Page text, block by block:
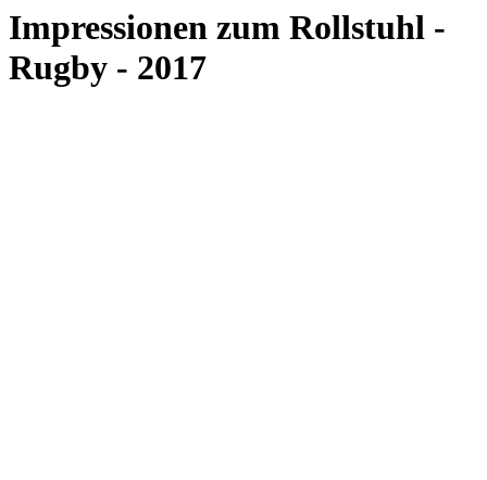
Impressionen zum Rollstuhl -
Rugby - 2017